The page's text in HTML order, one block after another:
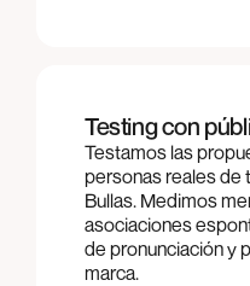
Testing con
Testamos las
personas reales de
Bullas. Medimos
asociaciones
de pronunciación y
marca.